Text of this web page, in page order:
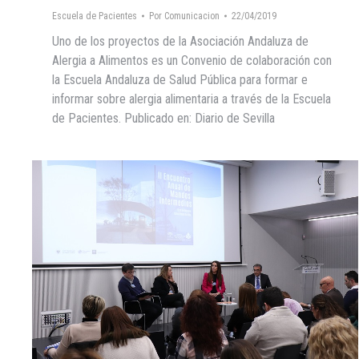
Escuela de Pacientes Por Comunicacion 22/04/2019
Uno de los proyectos de la Asociación Andaluza de
Alergia a Alimentos es un Convenio de colaboración con
la Escuela Andaluza de Salud Pública para formar e
informar sobre alergia alimentaria a través de la Escuela
de Pacientes. Publicado en: Diario de Sevilla